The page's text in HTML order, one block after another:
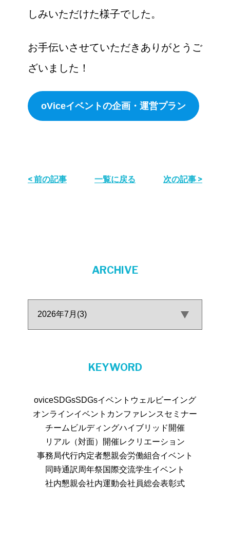
しみいただけた様子でした。
お手伝いさせていただきありがとうご
ざいました！
oViceイベントの企画・運営プラン
< 前の記事 一覧に戻る 次の記事 >
ARCHIVE
KEYWORD
oviceSDGsSDGsイベント ウェルビーイング
オンラインイベント カンファレンスセミナー
チームビルディングハイブリッド開催
リアル（対面）開催レクリエーション
事務局代行内定者懇親会労働組合イベント
同時通訳周年祭国際交流学生イベント
社内懇親会社内運動会社員総会表彰式